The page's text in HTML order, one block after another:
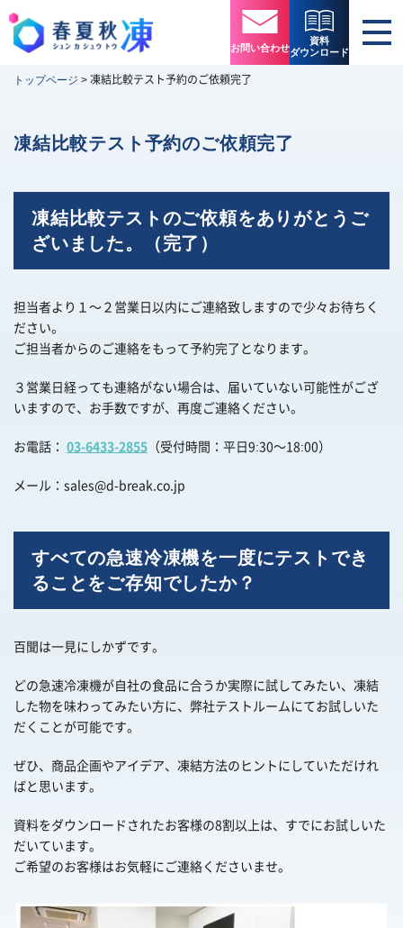
お問い合わせ
資料
ダウンロード
トップページ > 凍結比較テスト予約のご依頼完了
凍結比較テスト予約のご依頼完了
凍結比較テストのご依頼をありがとうご
ざいました。（完了）
担当者より１～２営業日以内にご連絡致しますので少々お待ちく
ださい。
ご担当者からのご連絡をもって予約完了となります。
３営業日経っても連絡がない場合は、届いていない可能性がござ
いますので、お手数ですが、再度ご連絡ください。
お電話： 03-6433-2855 （受付時間：平日9:30～18:00）
メール： sales@d-break.co.jp
すべての急速冷凍機を一度にテストでき
ることをご存知でしたか？
百聞は一見にしかずです。
どの急速冷凍機が自社の食品に合うか実際に試してみたい、凍結
した物を味わってみたい方に、弊社テストルームにてお試しいた
だくことが可能です。
ぜひ、商品企画やアイデア、凍結方法のヒントにしていただけれ
ばと思います。
資料をダウンロードされたお客様の8割以上は、すでにお試しいた
だいています。
ご希望のお客様はお気軽にご連絡くださいませ。